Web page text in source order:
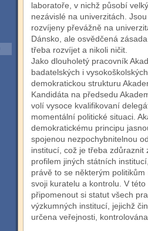
laboratoře, v nichž působí
nezávislé na univerzitách.
rozvíjeny převážně na
Dánsko, ale osvědčená
třeba rozvíjet a nikoli ničit.
Jako dlouholetý pracovník
badatelských i
demokratickou strukturu
Kandidáta na předsedu
volí vysoce kvalifikovaní
momentální politické situaci.
demokratickému prin­cipu
spojenou nezpochybnitelnou
institucí, což je třeba
profilem jiných státních
právě to se některým
svoji kuratelu a kontrolu. V
připomenout si statut všech
výzkumných institucí, jejichž
určena veřejnosti,